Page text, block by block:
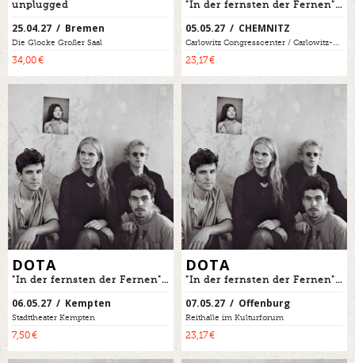
unplugged
25.04.27 / Bremen
Die Glocke Großer Saal
34,00 €
"In der fernsten der Fernen" - DOTA singt Kaléko - Tour 2027
05.05.27 / CHEMNITZ
Carlowitz Congresscenter / Carlowitz-Saal
23,17 €
DOTA
"In der fernsten der Fernen" - DOTA singt Kaléko - Tour 2027
06.05.27 / Kempten
Stadttheater Kempten
7,50 €
DOTA
"In der fernsten der Fernen" - DOTA singt Kaléko - Tour 2027
07.05.27 / Offenburg
Reithalle im Kulturforum
23,17 €